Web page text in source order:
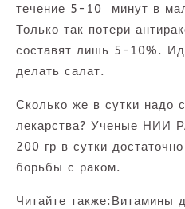
течение 5-10 минут в
Только так потери
составят лишь 5-10%.
делать салат.
Сколько же в сутки надо
лекарства? Ученые НИИ
200 гр в сутки
борьбы с раком.
Читайте также:Витамины